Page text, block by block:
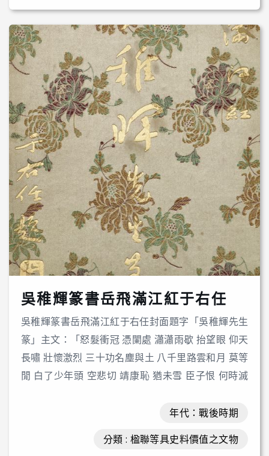
同 秉節出使在危邦 長才肆應自從容 卸職歸來遂初服
讀史論學儒者風 姓名早已標麟閣 上將功勛一代崇 人
生七十自今始 學問事功日方中 大陸重光瘴癘掃 更慶
髦壽酒千
吳稚輝篆書岳飛滿江紅于右任
吳稚輝篆書岳飛滿江紅于右任封面題字「吳稚輝先生
篆」主文：「怒髮衝冠 憑闌處 瀟瀟雨歇 抬望眼 仰天
長嘯 壯懷激烈 三十功名塵與土 八千里路雲和月 莫等
閒 白了少年頭 空悲切 靖康恥 猶未雪 臣子恨 何時滅
年代：戰後時期
分類 : 楹聯等具史料價值之文物